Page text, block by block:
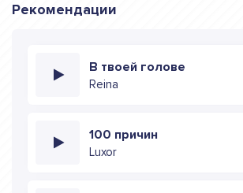
Рекомендации
В твоей голове
Reina
100 причин
Luxor